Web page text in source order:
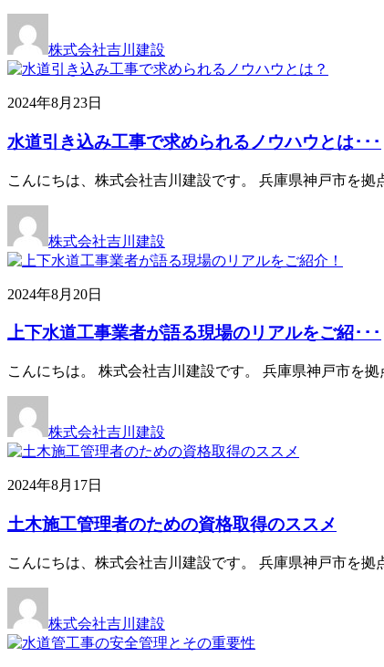
株式会社吉川建設
2024年8月23日
水道引き込み工事で求められるノウハウとは･･･
こんにちは、株式会社吉川建設です。 兵庫県神戸市を
株式会社吉川建設
2024年8月20日
上下水道工事業者が語る現場のリアルをご紹･･･
こんにちは。 株式会社吉川建設です。 兵庫県神戸市を
株式会社吉川建設
2024年8月17日
土木施工管理者のための資格取得のススメ
こんにちは、株式会社吉川建設です。 兵庫県神戸市を
株式会社吉川建設